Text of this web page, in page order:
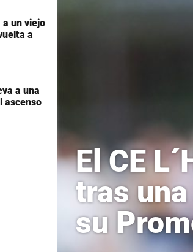
a un viejo
a
a una
ascenso
El CE
tras
su